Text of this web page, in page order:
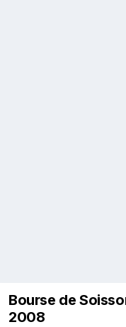
Bourse de
2008